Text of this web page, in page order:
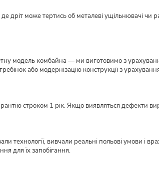
дріт може тертись об металеві ущільнювачі
модель комбайна — ми виготовимо з
або модернізацію конструкції з
строком 1 рік. Якщо виявляться дефекти
технології, вивчали реальні польові умови
для їх запобігання.